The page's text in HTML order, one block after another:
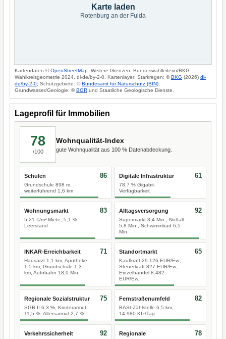
Karte laden
Rotenburg an der Fulda
Kartendaten ©OpenStreetMap . Weitere Grenzen: Bundeswahlleiterin/BKG
Wahlkreisgeometrie 2024, dl-de/by-2-0. Kartenlayer: Starkregen: ©BKG (2026) dl-
de/by-2-0; Schutzgebiete: ©Bundesamt für Naturschutz (BfN);
Grundwasser/Geologie: ©BGR und Staatliche Geologische Dienste.
Lageprofil für Immobilien
78
/100
Wohnqualität-Index
gute Wohnqualität aus 100 % Datenabdeckung.
Schulen
Grundschule 898 m,
weiterführend 1,6 km
86 Digitale Infrastruktur
78,7 % Gigabit-
Verfügbarkeit
61
Wohnungsmarkt
5,21 €/m² Miete, 5,1 %
Leerstand
83 Alltagsversorgung
Supermarkt 3,4 Min., Notfall
5,8 Min., Schwimmbad 6,5
Min.
92
INKAR-Erreichbarkeit
Hausarzt 1,1 km, Apotheke
1,5 km, Grundschule 1,3
km, Autobahn 18,0 Min.
71 Standortmarkt
Kaufkraft 29.126 EUR/Ew.,
Steuerkraft 827 EUR/Ew.,
Einzelhandel 8.482
EUR/Ew.
65
Regionale Sozialstruktur
SGB II 6,3 %, Kinderarmut
11,5 %, Altersarmut 2,7 %
75 Fernstraßenumfeld
BASt-Zählstelle 6,5 km,
14.980 Kfz/Tag
82
Verkehrssicherheit 92
Regionale
78